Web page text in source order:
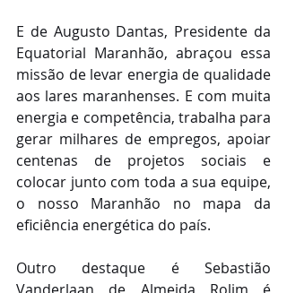
E de Augusto Dantas, Presidente da
Equatorial Maranhão, abraçou essa
missão de levar energia de qualidade
aos lares maranhenses. E com muita
energia e competência, trabalha para
gerar milhares de empregos, apoiar
centenas de projetos sociais e
colocar junto com toda a sua equipe,
o nosso Maranhão no mapa da
eficiência energética do país.
Outro destaque é Sebastião